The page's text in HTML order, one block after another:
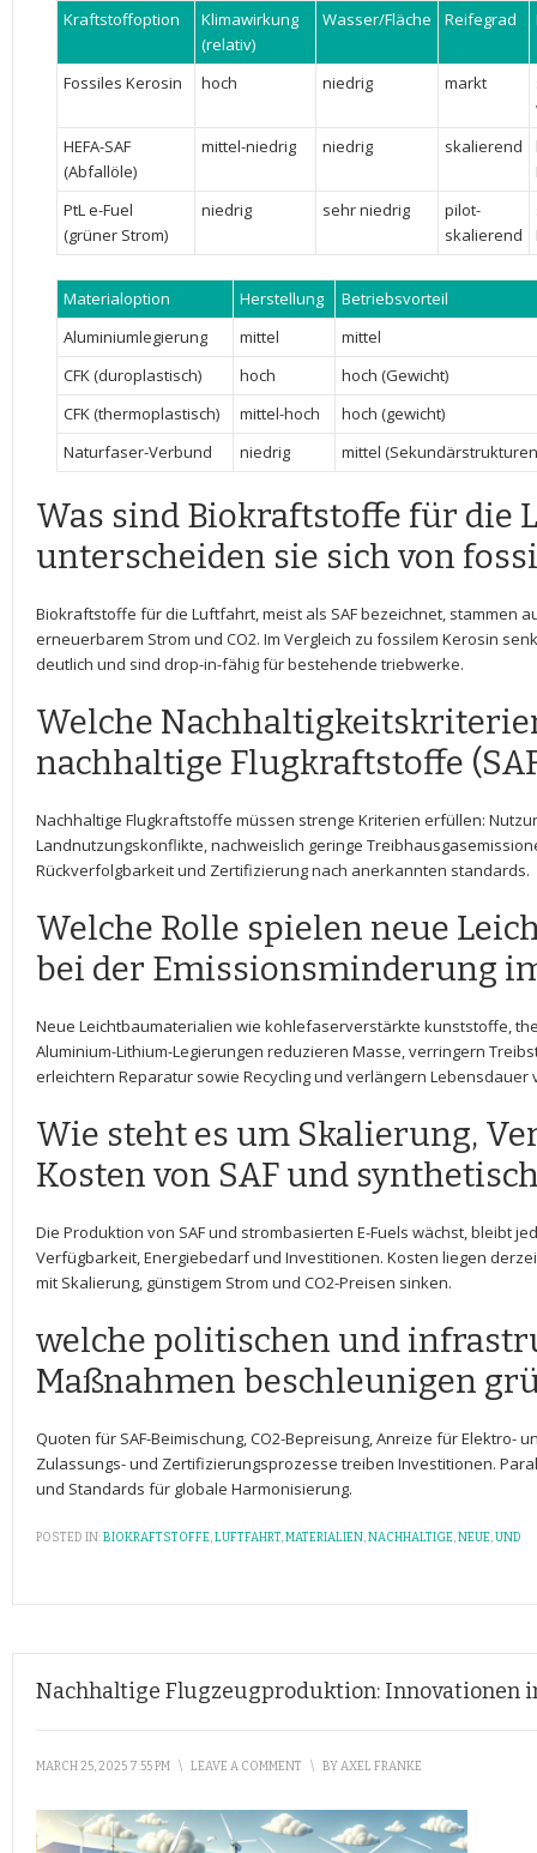
Kraftstoffoption
Klimawirkung
(relativ)
Wasser/Fläche Reifegrad
Fossiles Kerosin hoch niedrig markt
HEFA-SAF
(Abfallöle)
mittel-niedrig niedrig skalierend
PtL e-Fuel
⁢(grüner Strom)
niedrig sehr niedrig
pilot-
skalierend
Materialoption Herstellung
Betriebsvorteil
Aluminiumlegierung
mittel
mittel
CFK (duroplastisch)
hoch
hoch ‍(Gewicht)
CFK (thermoplastisch)
mittel-hoch
hoch (gewicht)
Naturfaser-Verbund
niedrig mittel
Was ⁤sind Biokraftstoffe⁢ für die
unterscheiden sie​ sich⁢ von‍
Biokraftstoffe für die Luftfahrt, meist ⁣als ⁤SAF bezeichnet, stammen
erneuerbarem Strom und⁣ CO2. Im‍ Vergleich zu ‍fossilem‍ Kerosin
deutlich ​und sind drop-in-fähig‍ für bestehende triebwerke.
Welche
nachhaltige Flugkraftstoffe
Nachhaltige ⁤Flugkraftstoffe‌ müssen strenge Kriterien ⁣erfüllen:
Landnutzungskonflikte, nachweislich geringe
Rückverfolgbarkeit und Zertifizierung nach anerkannten standards.
Welche Rolle spielen​ neue
bei ​der Emissionsminderung
Neue Leichtbaumaterialien wie kohlefaserverstärkte kunststoffe,
Aluminium-Lithium-Legierungen reduzieren Masse,​ verringern
erleichtern Reparatur​ sowie Recycling und verlängern Lebensdauer
Wie steht es um Skalierung,
Kosten ‍von SAF und
Die Produktion von SAF ⁣und ⁤strombasierten E-Fuels wächst, bleibt
Verfügbarkeit, Energiebedarf und ‌Investitionen. Kosten liegen
mit Skalierung, günstigem Strom⁤ und CO2-Preisen sinken.
welche​ politischen und
Maßnahmen beschleunigen
Quoten für ⁤SAF-Beimischung, CO2-Bepreisung, ‍Anreize für⁢ Elektro-
Zulassungs- und Zertifizierungsprozesse treiben Investitionen.​
und Standards für globale ​Harmonisierung.
POSTED IN:BIOKRAFTSTOFFE,LUFTFAHRT,MATERIALIEN,NACHHALTIGE,NEUE,UND
Nachhaltige Flugzeugproduktion: Innovationen
MARCH 25, 2025 7:55 PM \ LEAVE A COMMENT \ BYAXEL FRANKE